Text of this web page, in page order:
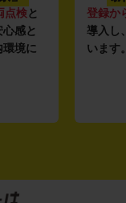
点検と
感と
境に
登録か
導入し
います